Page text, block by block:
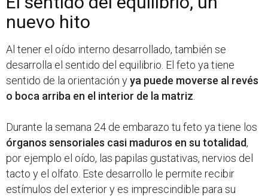
nuevo hito
Al tener el oído interno desarrollado, también se
desarrolla el sentido del equilibrio. El feto ya tiene
sentido de la orientación yya puede moverse al revés
o boca arriba en el interior de la matriz
Durante la semana 24 de embarazo tu feto ya tiene los
órganos sensoriales casi maduros en su totalidad,
por ejemplo el oído, las papilas gustativas, nervios del
tacto y el olfato. Este desarrollo le permite recibir
estímulos del exterior y es imprescindible para su